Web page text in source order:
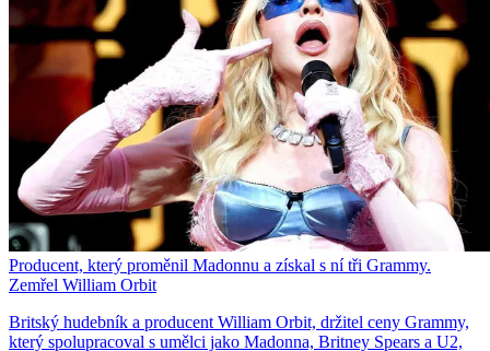
Producent, který proměnil Madonnu a získal s ní tři Grammy.
Zemřel William Orbit
Britský hudebník a producent William Orbit, držitel ceny Grammy,
který spolupracoval s umělci jako Madonna, Britney Spears a U2,